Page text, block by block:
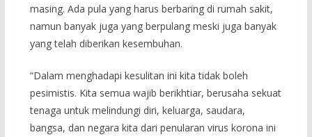
masing. Ada pula yang harus berbaring di rumah sakit,
namun banyak juga yang berpulang meski juga banyak
yang telah diberikan kesembuhan.
“Dalam menghadapi kesulitan ini kita tidak boleh
pesimistis. Kita semua wajib berikhtiar, berusaha sekuat
tenaga untuk melindungi diri, keluarga, saudara,
bangsa, dan negara kita dari penularan virus korona ini